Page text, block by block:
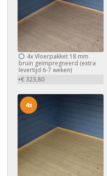
4xVloerpakket 18 mm
bruin geïmpregneerd (extra
levertijd 6-7 weken)
+€ 323,80
4x